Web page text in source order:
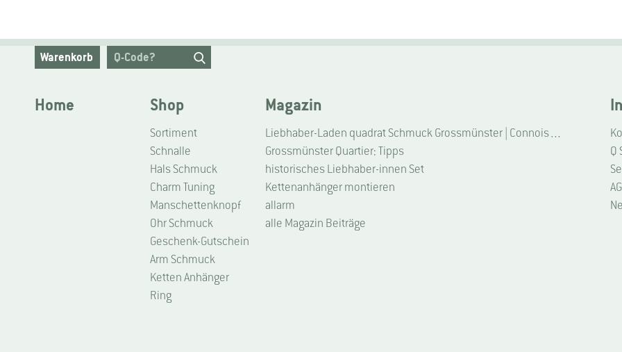
Warenkorb
Home Shop
Sortiment
Schnalle
Hals Schmuck
Charm Tuning
Manschettenknopf
Ohr Schmuck
Geschenk-Gutschein
Arm Schmuck
Ketten Anhänger
Ring
Magazin
Liebhaber-Laden quadrat Schmuck Grossmünster | Connoisseur Shop quadrat jewellery Grossmünster
Grossmünster Quartier: Tipps
historisches Liebhaber-innen Set
Kettenanhänger montieren
allarm
alle Magazin Beiträge
Q